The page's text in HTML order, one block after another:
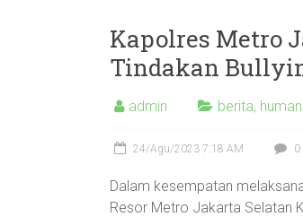
Kapolres Metro
Tindakan
admin berita,
24/Agu/2023 7:18 AM 0
Dalam kesempatan
Resor Metro Jakarta Selatan